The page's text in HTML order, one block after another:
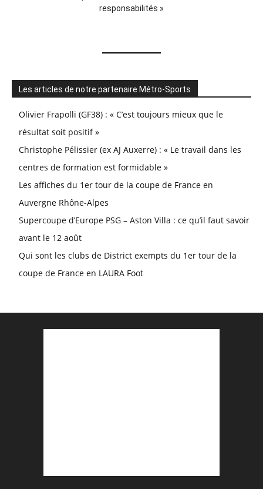
responsabilités »
Les articles de notre partenaire Métro-Sports
Olivier Frapolli (GF38) : « C’est toujours mieux que le
résultat soit positif »
Christophe Pélissier (ex AJ Auxerre) : « Le travail dans les
centres de formation est formidable »
Les affiches du 1er tour de la coupe de France en
Auvergne Rhône-Alpes
Supercoupe d’Europe PSG – Aston Villa : ce qu’il faut savoir
avant le 12 août
Qui sont les clubs de District exempts du 1er tour de la
coupe de France en LAURA Foot